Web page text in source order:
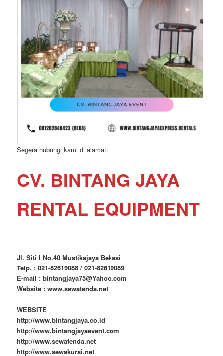
Segera hubungi kami di alamat:
CV. BINTANG JAYA
RENTAL EQUIPMENT
Jl. Siti I No.40 Mustikajaya Bekasi
Telp. : 021-82619088 / 021-82619089
E-mail : bintangjaya75@Yahoo.com
Website : www.sewatenda.net
WEBSITE
http://www.bintangjaya.co.id
http://www.bintangjayaevent.com
http://www.sewatenda.net
http://www.sewakursi.net